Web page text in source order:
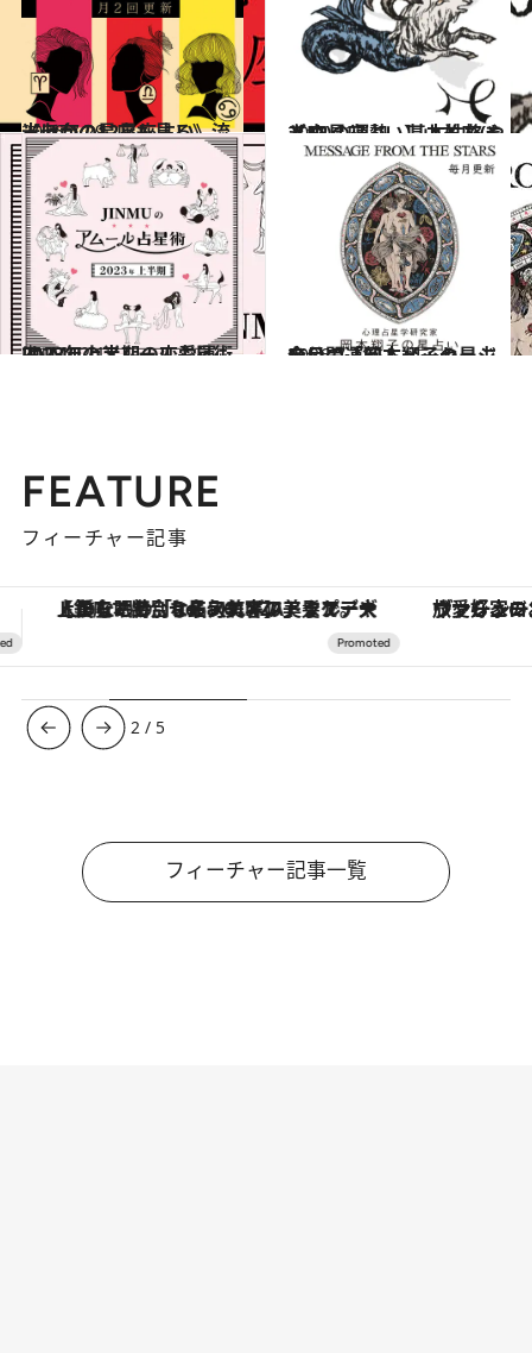
2026.7.29
《ほかの星座も見る》流光七奈の12星座占い
占い 2021.12.1
【12星座占い】山羊座(やぎ座)の運勢、基本性格まとめ
占い
2022.12.15
JINMUのアムール占星術 2023年上半期の恋愛運は？
占い 2026.7.31
今月の運勢＆メッセージを公開「岡本翔子の星占い」
占い
FEATURE
フィーチャー記事
ヴァシュロン・コンスタンタン「オーヴァーシーズ・オートマティック」。旅愛好家のお気に入りコレクションから、ジェンダーレスな新作が登場
3 / 5
フィーチャー記事一覧